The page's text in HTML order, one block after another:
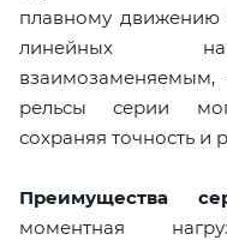
плавному движению
линейных
рельсы серии
сохраняя точность и
Преимущества
моментная